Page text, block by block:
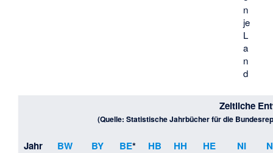
n
je
L
a
n
d
Zeitliche
(Quelle: Statistische Jahrbücher für die
Jahr BW BY BE* HB HH HE NI